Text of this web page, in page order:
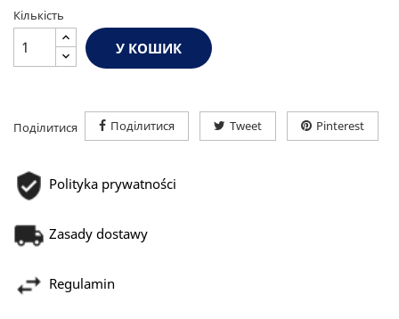
Кількість
У КОШИК
Поділитися Поділитися Tweet Pinterest
Polityka prywatności
Zasady dostawy
Regulamin